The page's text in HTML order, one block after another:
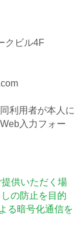
クビル4F
利用者が本人に
入力フォー
供いただく場
の防止を目的
る暗号化通信を